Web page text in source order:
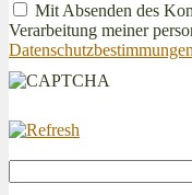
Mit Absenden des
Verarbeitung meiner
Datenschutzbestimmungen